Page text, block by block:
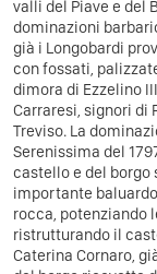
valli del Piave e del
dominazioni
già i Longobardi
con fossati,
dimora di Ezzelino
Carraresi, signori di
Treviso. La
Serenissima del
castello e del borgo
importante
rocca, potenziando
ristrutturando il
Caterina Cornaro,